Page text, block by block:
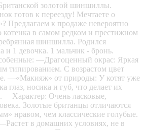
золотой шиншиллы.
готов к переезду! Мечтаете о
Предлагаем к продаже невероятно
котенка в самом редком и престижном
шиншилла. Родился
и 1 девочка. 1 мальчик - бронь.
—Драгоценный окрас: Яркая
типированием. С возрастом цвет
—«Макияж» от природы: У котят уже
глаз, носика и губ, что делает их
—Характер: Очень ласковые,
Золотые британцы отличаются
нравом, чем классические голубые.
в домашних условиях, не в